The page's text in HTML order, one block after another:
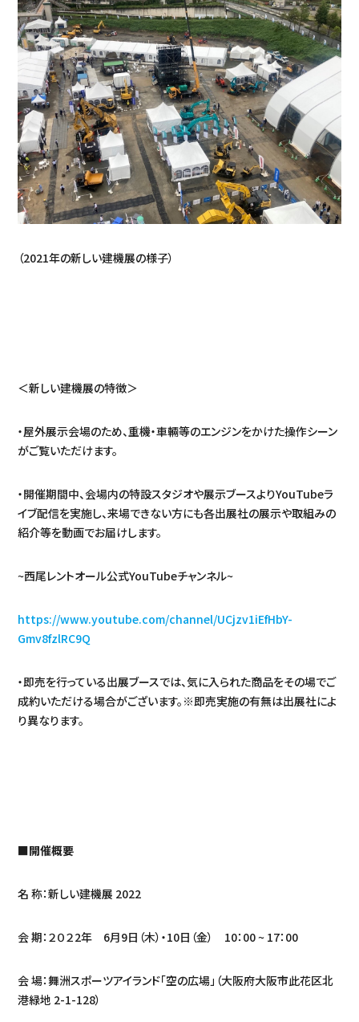
（2021年の新しい建機展の様子）
＜新しい建機展の特徴＞
・屋外展示会場のため、重機・車輛等のエンジンをかけた操作シーン
がご覧いただけます。
・開催期間中、会場内の特設スタジオや展示ブースよりYouTubeラ
イブ配信を実施し、来場できない方にも各出展社の展示や取組みの
紹介等を動画でお届けします。
~西尾レントオール公式YouTubeチャンネル~
https://www.youtube.com/channel/UCjzv1iEfHbY-
Gmv8fzlRC9Q
・即売を行っている出展ブースでは、気に入られた商品をその場でご
成約いただける場合がございます。※即売実施の有無は出展社によ
り異なります。
■開催概要
名 称：新しい建機展 2022
会 期：２０２2年 6月9日（木）・10日（金） 10：00 ~ 17：00
会 場：舞洲スポーツアイランド「空の広場」（大阪府大阪市此花区北
港緑地 2-1-128）